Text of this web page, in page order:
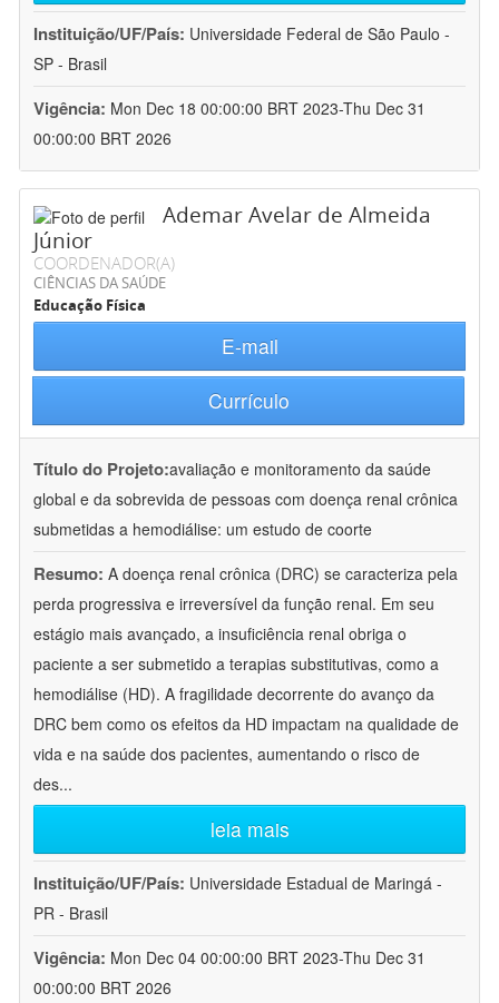
Instituição/UF/País: Universidade Federal de São Paulo -
SP - Brasil
Vigência: Mon Dec 18 00:00:00 BRT 2023-Thu Dec 31
00:00:00 BRT 2026
Ademar Avelar de Almeida
Júnior
COORDENADOR(A)
CIÊNCIAS DA SAÚDE
Educação Física
E-mail
Currículo
Título do Projeto:avaliação e monitoramento da saúde
global e da sobrevida de pessoas com doença renal crônica
submetidas a hemodiálise: um estudo de coorte
Resumo: A doença renal crônica (DRC) se caracteriza pela
perda progressiva e irreversível da função renal. Em seu
estágio mais avançado, a insuficiência renal obriga o
paciente a ser submetido a terapias substitutivas, como a
hemodiálise (HD). A fragilidade decorrente do avanço da
DRC bem como os efeitos da HD impactam na qualidade de
vida e na saúde dos pacientes, aumentando o risco de
des...
leia mais
Instituição/UF/País: Universidade Estadual de Maringá -
PR - Brasil
Vigência: Mon Dec 04 00:00:00 BRT 2023-Thu Dec 31
00:00:00 BRT 2026